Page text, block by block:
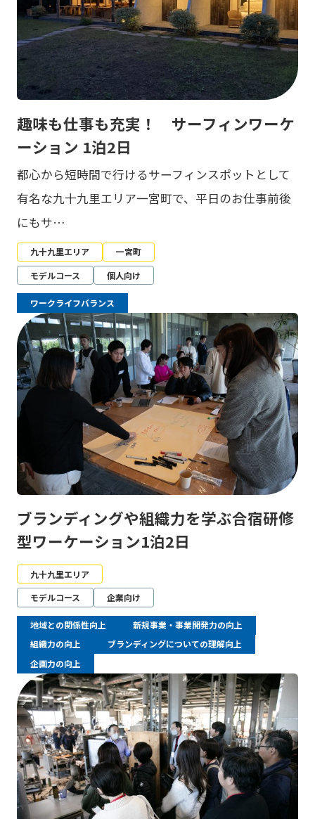
趣味も仕事も充実！ サーフィンワーケ
ーション 1泊2日
都心から短時間で行けるサーフィンスポットとして
有名な九十九里エリア一宮町で、平日のお仕事前後
にもサ…
九十九里エリア
一宮町
モデルコース
個人向け
ワークライフバランス
ブランディングや組織力を学ぶ合宿研修
型ワーケーション1泊2日
九十九里エリア
モデルコース
企業向け
地域との関係性向上
新規事業・事業開発力の向上
組織力の向上
ブランディングについての理解向上
企画力の向上